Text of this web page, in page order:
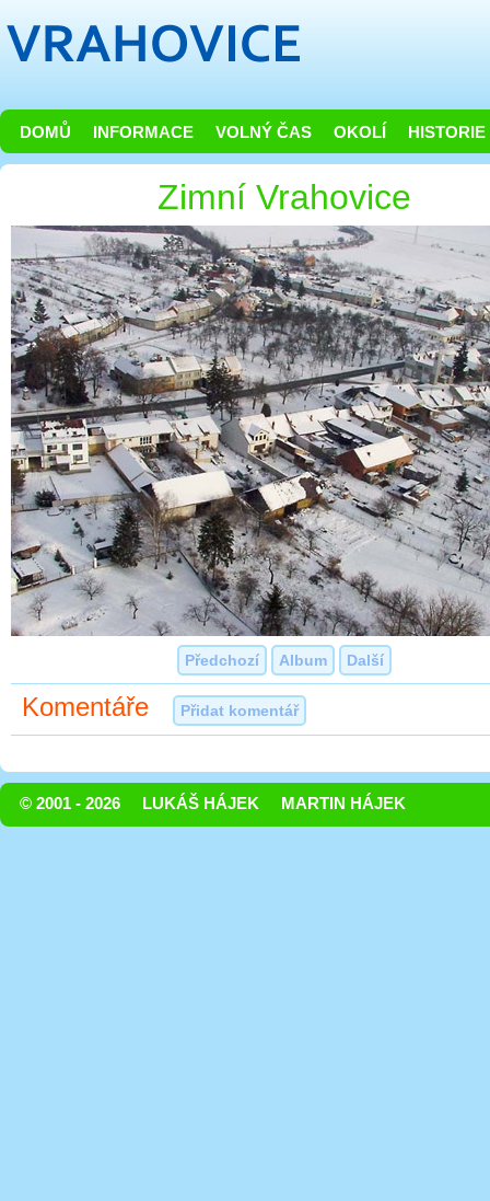
DOMŮ INFORMACE VOLNÝ ČAS OKOLÍ HISTORIE
Zimní Vrahovice
Předchozí Album Další
Komentáře Přidat komentář
© 2001 - 2026 LUKÁŠ HÁJEK MARTIN HÁJEK